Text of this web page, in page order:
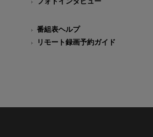
番組表ヘルプ
リモート録画予約ガイド